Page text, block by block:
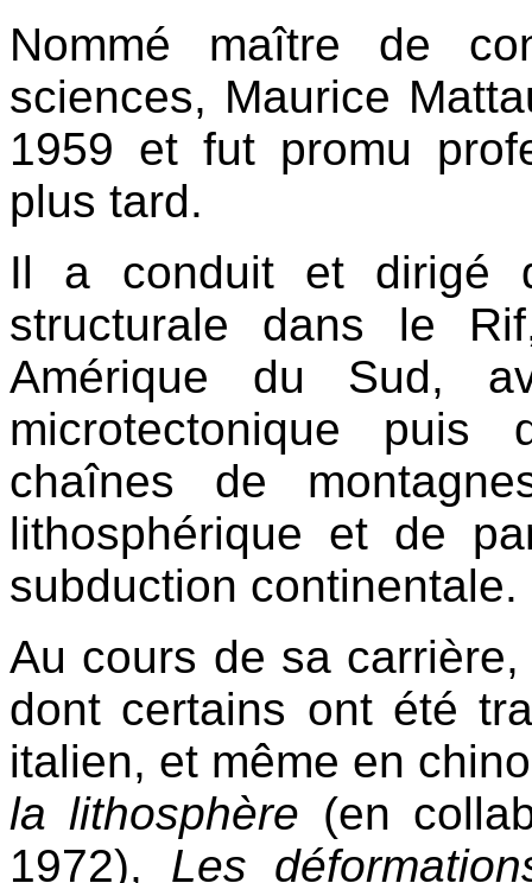
Nommé maître de
sciences, Maurice
1959 et fut promu
plus tard.
Il a conduit et dirigé
structurale dans le
Amérique du Sud,
microtectonique puis
chaînes de
lithosphérique et de
subduction continentale.
Au cours de sa
dont certains ont été
italien, et même en
la lithosphère (en
1972), Les